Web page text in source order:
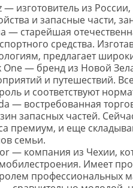
— изготовитель из
и запасные части,
— старейшая
средства.
предлагает
One — бренд из Новой
и путешествий.
и соответствуют
— востребованная
запасных частей.
премиум, и еще
семьи.
— компания из Чехии,
Имеет
профессиональных